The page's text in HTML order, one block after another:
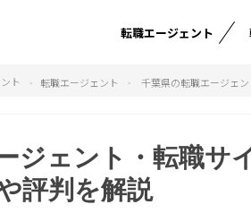
転職エージェント
ト 転職エージェント 千葉県の転職エージェ
ジェント・転職サ
評判を解説